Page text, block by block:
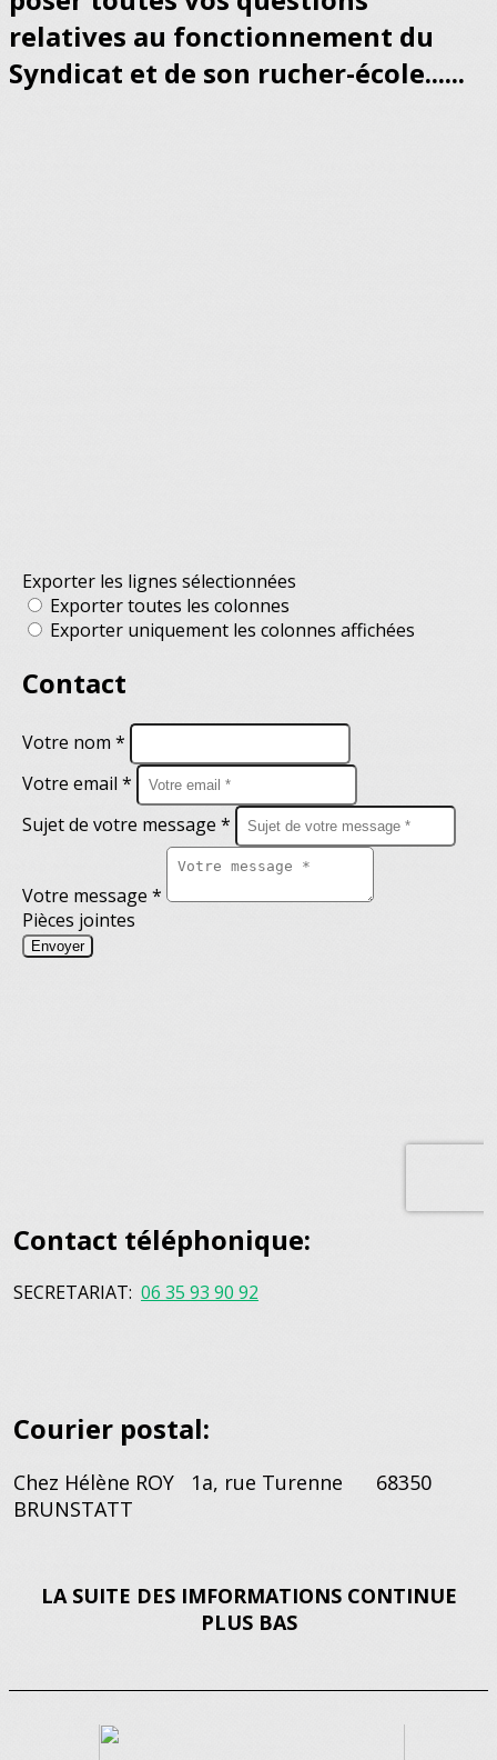
relatives au fonctionnement du
Syndicat et de son rucher-école......
Contact téléphonique:
SECRETARIAT: 06 35 93 90 92
Courier postal:
Chez Hélène ROY 1a, rue Turenne 68350
BRUNSTATT
LA SUITE DES IMFORMATIONS CONTINUE
PLUS BAS